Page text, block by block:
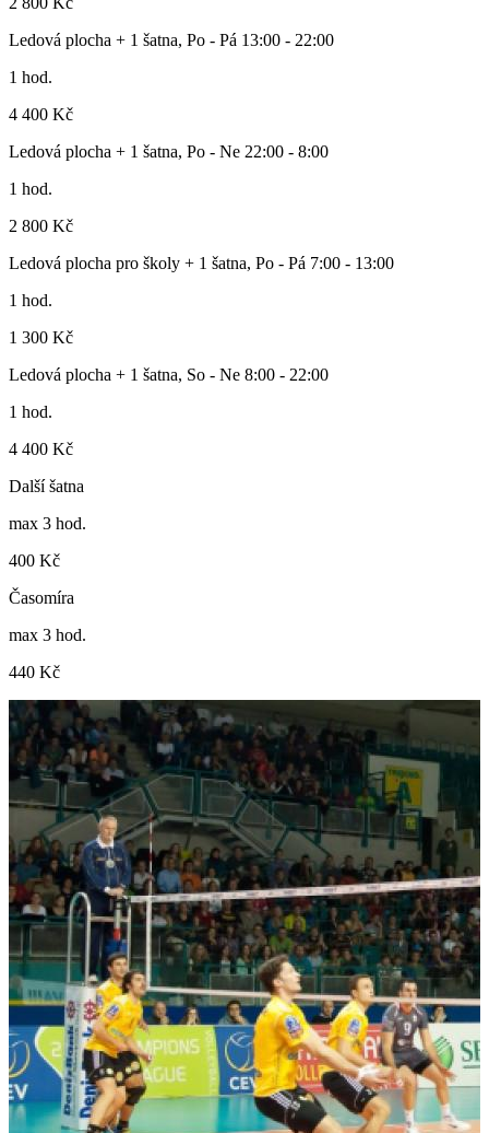
Ledová plocha + 1 šatna, Po - Pá 13:00 - 22:00
1 hod.
4 400 Kč
Ledová plocha + 1 šatna, Po - Ne 22:00 - 8:00
1 hod.
2 800 Kč
Ledová plocha pro školy + 1 šatna, Po - Pá 7:00 - 13:00
1 hod.
1 300 Kč
Ledová plocha + 1 šatna, So - Ne 8:00 - 22:00
1 hod.
4 400 Kč
Další šatna
max 3 hod.
400 Kč
Časomíra
max 3 hod.
440 Kč